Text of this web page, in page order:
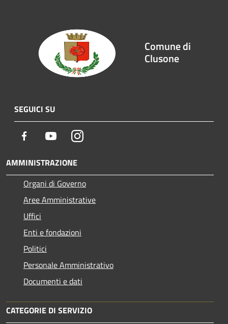
Comune di
Clusone
SEGUICI SU
Facebook YoutubeInstagram
AMMINISTRAZIONE
Organi di Governo
Aree Amministrative
Uffici
Enti e fondazioni
Politici
Personale Amministrativo
Documenti e dati
CATEGORIE DI SERVIZIO